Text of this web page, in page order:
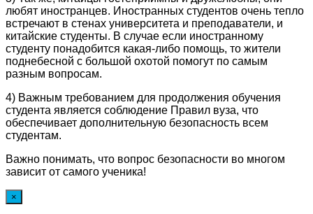
любят иностранцев. Иностранных студентов очень тепло
встречают в стенах университета и преподаватели, и
китайские студенты. В случае если иностранному
студенту понадобится какая-либо помощь, то жители
поднебесной с большой охотой помогут по самым
разным вопросам.
4) Важным требованием для продолжения обучения
студента является соблюдение Правил вуза, что
обеспечивает дополнительную безопасность всем
студентам.
Важно понимать, что вопрос безопасности во многом
зависит от самого ученика!
×